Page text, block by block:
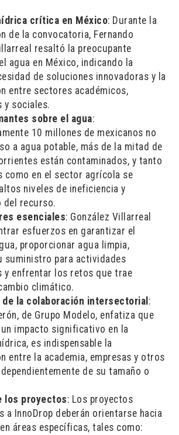
crítica en México: Durante la
de la convocatoria, Fernando
resaltó la preocupante
agua en México, indicando la
de soluciones innovadoras y la
entre sectores académicos,
y sociales.
sobre el agua:
10 millones de mexicanos no
a agua potable, más de la mitad de
están contaminados, y tanto
como en el sector agrícola se
niveles de ineficiencia y
del recurso.
esenciales: González Villarreal
esfuerzos en garantizar el
proporcionar agua limpia,
suministro para actividades
y enfrentar los retos que trae
climático.
de la colaboración intersectorial :
de Grupo Modelo, enfatiza que
impacto significativo en la
es indispensable la
entre la academia, empresas y otros
de su tamaño o
los proyectos: Los proyectos
a InnoDrop deberán orientarse hacia
áreas específicas, tales como: